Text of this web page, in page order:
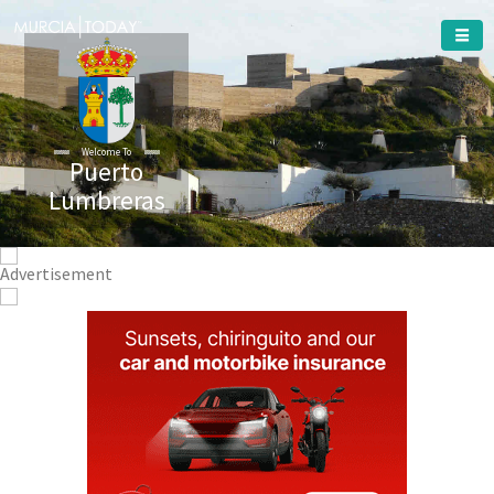
Welcome To
Puerto
Lumbreras